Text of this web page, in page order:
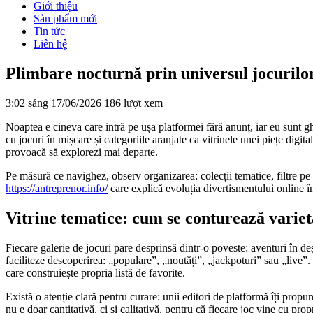
Giới thiệu
Sản phẩm mới
Tin tức
Liên hệ
Plimbare nocturnă prin universul
3:02 sáng 17/06/2026 186 lượt xem
Noaptea e cineva care intră pe ușa platformei fără anunț, iar eu
cu jocuri în mișcare și categoriile aranjate ca vitrinele unei piețe
provoacă să explorezi mai departe.
Pe măsură ce navighez, observ organizarea: colecții tematice, filtre
https://antreprenor.info/care explică evoluția divertismentului online
Vitrine tematice: cum se conturează
Fiecare galerie de jocuri pare desprinsă dintr-o poveste: aventuri în
faciliteze descoperirea: „populare”, „noutăți”, „jackpoturi” sau
care construiește propria listă de favorite.
Există o atenție clară pentru curare: unii editori de platformă îți
nu e doar cantitativă, ci și calitativă, pentru că fiecare joc vine cu